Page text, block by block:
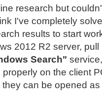
research but
I've completely
results to start
2012 R2 server,
Search"
on the client
can be opened